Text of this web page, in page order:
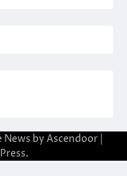
News by Ascendoor
.